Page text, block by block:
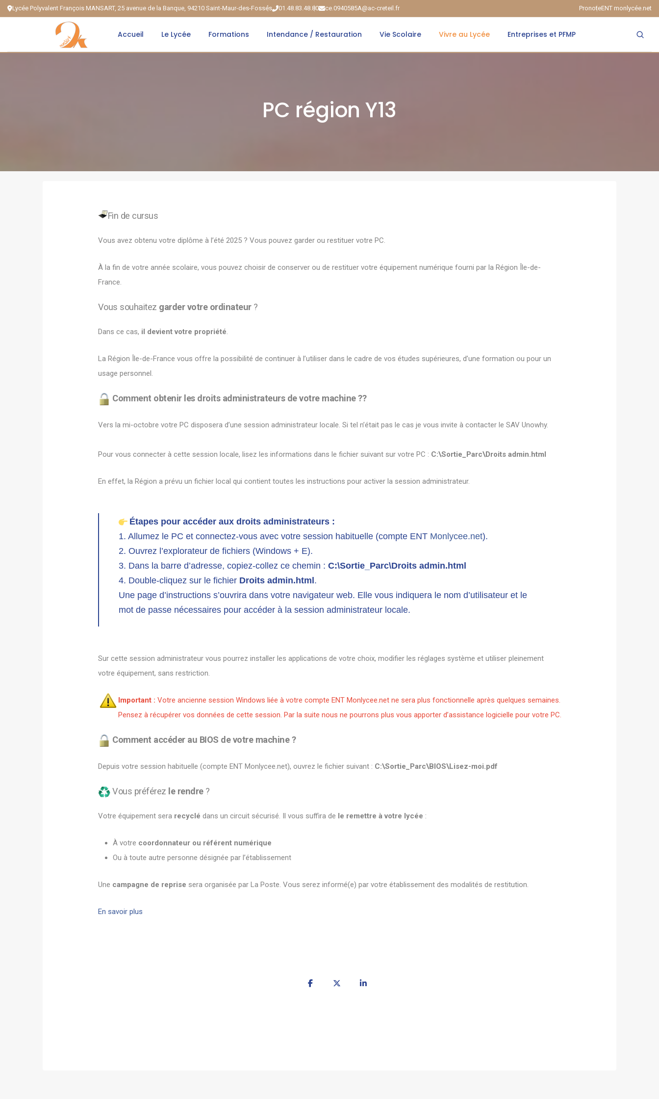
Lycée Polyvalent François MANSART, 25 avenue de la Banque, 94210 Saint-Maur-des-Fossés 01.48.83.48.80 ce.0940585A@ac-creteil.fr PronoteENT monlycée.net
Accueil Le Lycée Formations Intendance / Restauration Vie Scolaire Vivre au Lycée Entreprises et PFMP
PC région Y13
Fin de cursus
Vous avez obtenu votre diplôme à l’été 2025 ? Vous pouvez garder ou restituer votre PC.
À la fin de votre année scolaire, vous pouvez choisir de conserver ou de restituer votre équipement numérique fourni par la Région Île-de-
France.
Vous souhaitez garder votre ordinateur?
Dans ce cas, il devient votre propriété.
La Région Île-de-France vous offre la possibilité de continuer à l’utiliser dans le cadre de vos études supérieures, d’une formation ou pour un
usage personnel.
Comment obtenir les droits administrateurs de votre machine ??
Vers la mi-octobre votre PC disposera d’une session administrateur locale. Si tel n’était pas le cas je vous invite à contacter le SAV Unowhy.
Pour vous connecter à cette session locale, lisez les informations dans le fichier suivant sur votre PC : C:\Sortie_Parc\Droits admin.html
En effet, la Région a prévu un fichier local qui contient toutes les instructions pour activer la session administrateur.
Étapes pour accéder aux droits administrateurs :
1. Allumez le PC et connectez-vous avec votre session habituelle (compte ENT Monlycee.net).
2. Ouvrez l’explorateur de fichiers (Windows + E).
3. Dans la barre d’adresse, copiez-collez ce chemin : C:\Sortie_Parc\Droits admin.html
4. Double-cliquez sur le fichier Droits admin.html .
Une page d’instructions s’ouvrira dans votre navigateur web. Elle vous indiquera le nom d’utilisateur et le
mot de passe nécessaires pour accéder à la session administrateur locale.
Sur cette session administrateur vous pourrez installer les applications de votre choix, modifier les réglages système et utiliser pleinement
votre équipement, sans restriction.
Important : Votre ancienne session Windows liée à votre compte ENT Monlycee.net ne sera plus fonctionnelle après quelques semaines.
Pensez à récupérer vos données de cette session. Par la suite nous ne pourrons plus vous apporter d’assistance logicielle pour votre PC.
Comment accéder au BIOS de votre machine ?
Depuis votre session habituelle (compte ENT Monlycee.net), ouvrez le fichier suivant : C:\Sortie_Parc\BIOS\Lisez-moi.pdf
Vous préférez le rendre?
Votre équipement sera recyclé dans un circuit sécurisé. Il vous suffira de le remettre à votre lycée :
À votre coordonnateur ou référent numérique
Ou à toute autre personne désignée par l’établissement
Une campagne de reprise sera organisée par La Poste. Vous serez informé(e) par votre établissement des modalités de restitution.
En savoir plus